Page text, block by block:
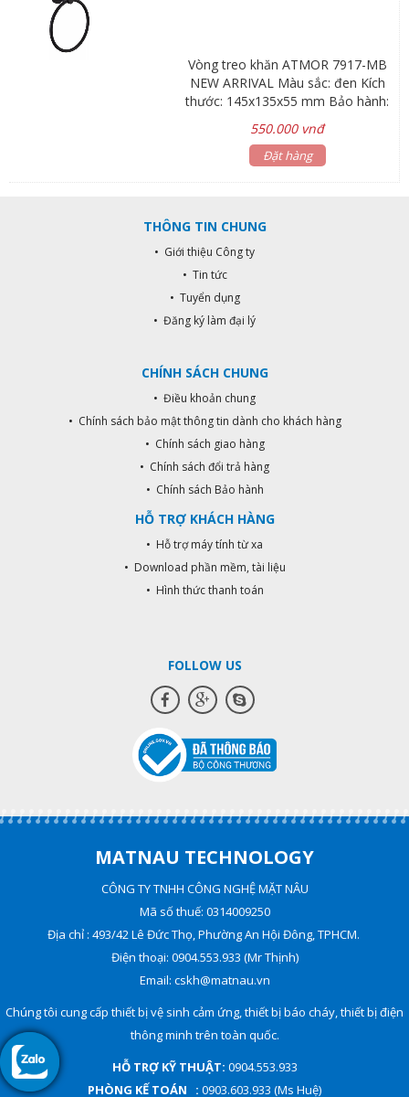
Vòng treo khăn ATMOR 7917-MB
NEW ARRIVAL Màu sắc: đen Kích
thước: 145x135x55 mm Bảo hành:
ATMOR Mã sản phẩm: 7917-MB
550.000 vnđ
Đặt hàng
THÔNG TIN CHUNG
• Giới thiệu Công ty
• Tin tức
• Tuyển dụng
• Đăng ký làm đại lý
CHÍNH SÁCH CHUNG
• Điều khoản chung
• Chính sách bảo mật thông tin dành cho khách hàng
• Chính sách giao hàng
• Chính sách đổi trả hàng
• Chính sách Bảo hành
HỖ TRỢ KHÁCH HÀNG
• Hỗ trợ máy tính từ xa
• Download phần mềm, tài liệu
• Hình thức thanh toán
FOLLOW US
MATNAU TECHNOLOGY
CÔNG TY TNHH CÔNG NGHỆ MẶT NÂU
Mã số thuế: 0314009250
Địa chỉ : 493/42 Lê Đức Thọ, Phường An Hội Đông, TPHCM.
Điện thoại: 0904.553.933 (Mr Thịnh)
Email: cskh@matnau.vn
Chúng tôi cung cấp thiết bị vệ sinh cảm ứng, thiết bị báo cháy, thiết bị điện
thông minh trên toàn quốc.
HỖ TRỢ KỸ THUẬT: 0904.553.933
PHÒNG KẾ TOÁN : 0903.603.933 (Ms Huệ)